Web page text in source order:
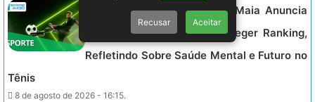
ESPORTE – Beatriz Haddad Maia Anuncia
Pausa na Carreira Para Proteger Ranking,
Refletindo Sobre Saúde Mental e Futuro no
Tênis
8 de agosto de 2026 - 16:15.
Recusar Aceitar